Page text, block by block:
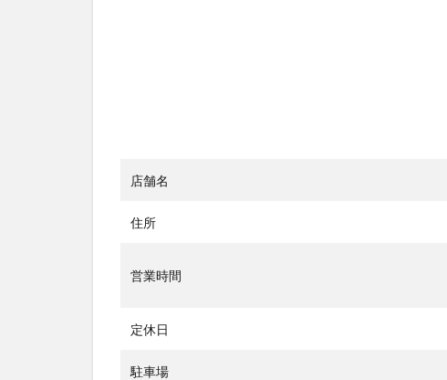
店舗名
住所
営業時間
定休日
駐車場